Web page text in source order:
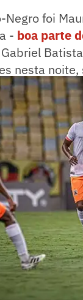
Negro foi
- boa parte
nesta
Paulo,